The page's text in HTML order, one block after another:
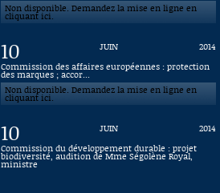
Non disponible. Demandez la mise en ligne en
cliquant ici.
10 JUIN
2014
Commission des affaires européennes : protection
des marques ; accor...
Non disponible. Demandez la mise en ligne en
cliquant ici.
10 JUIN
2014
Commission du développement durable : projet
biodiversité, audition de Mme Ségolène Royal,
ministre